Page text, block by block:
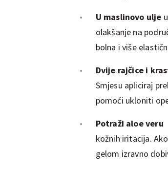
U maslinovo ulje
olakšanje na
bolna i više
Dvije rajčice i
Smjesu apliciraj
pomoći ukloniti
Potraži aloe veru
kožnih iritacija.
gelom izravno